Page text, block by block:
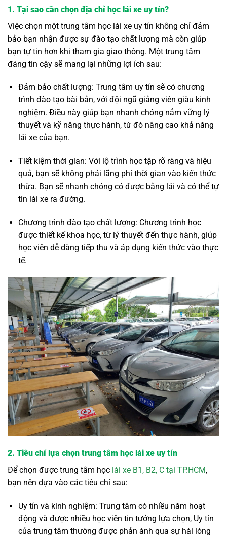
1. Tại sao cần chọn địa chỉ học lái xe uy tín?
Việc chọn một trung tâm học lái xe uy tín không chỉ đảm
bảo bạn nhận được sự đào tạo chất lượng mà còn giúp
bạn tự tin hơn khi tham gia giao thông. Một trung tâm
đáng tin cậy sẽ mang lại những lợi ích sau:
Đảm bảo chất lượng: Trung tâm uy tín sẽ có chương
trình đào tạo bài bản, với đội ngũ giảng viên giàu kinh
nghiệm. Điều này giúp bạn nhanh chóng nắm vững lý
thuyết và kỹ năng thực hành, từ đó nâng cao khả năng
lái xe của bạn.
Tiết kiệm thời gian: Với lộ trình học tập rõ ràng và hiệu
quả, bạn sẽ không phải lãng phí thời gian vào kiến thức
thừa. Bạn sẽ nhanh chóng có được bằng lái và có thể tự
tin lái xe ra đường.
Chương trình đào tạo chất lượng: Chương trình học
được thiết kế khoa học, từ lý thuyết đến thực hành, giúp
học viên dễ dàng tiếp thu và áp dụng kiến thức vào thực
tế.
2. Tiêu chí lựa chọn trung tâm học lái xe uy tín
Để chọn được trung tâm học lái xe B1, B2, C tại TP.HCM,
bạn nên dựa vào các tiêu chí sau:
Uy tín và kinh nghiệm: Trung tâm có nhiều năm hoạt
động và được nhiều học viên tin tưởng lựa chọn, Uy tín
của trung tâm thường được phản ánh qua sự hài lòng